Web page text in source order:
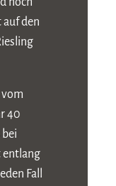
auf den
40
entlang
Fall